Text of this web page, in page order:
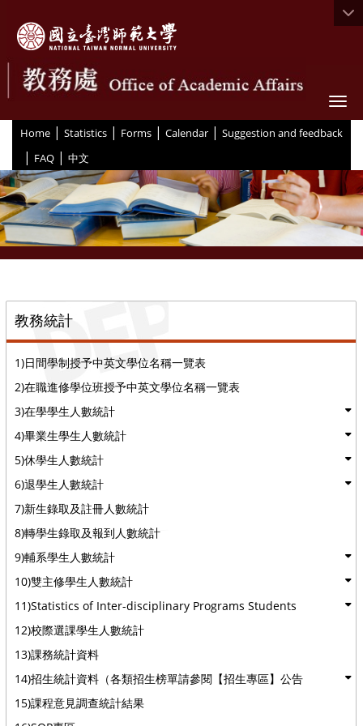
Home | Statistics | Forms | Calendar | Suggestion and feedback
| FAQ | 中文
教務統計
1)日間學制授予中英文學位名稱一覽表
2)在職進修學位班授予中英文學位名稱一覽表
3)在學學生人數統計
4)畢業生學生人數統計
5)休學生人數統計
6)退學生人數統計
7)新生錄取及註冊人數統計
8)轉學生錄取及報到人數統計
9)輔系學生人數統計
10)雙主修學生人數統計
11)Statistics of Inter-disciplinary Programs Students
12)校際選課學生人數統計
13)課務統計資料
14)招生統計資料（各類招生榜單請參閱【招生專區】公告
15)課程意見調查統計結果